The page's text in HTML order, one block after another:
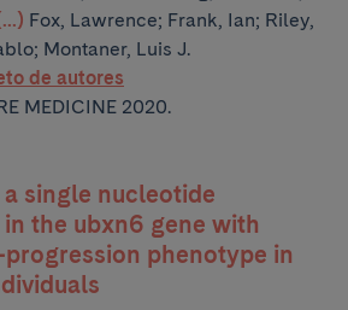
Fox, Lawrence; Frank, Ian; Riley,
Montaner, Luis J.
de autores
MEDICINE 2020.
single nucleotide
the ubxn6 gene with
phenotype in